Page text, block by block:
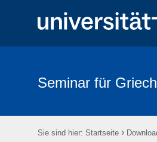
Seminar für
Sie sind hier: Startseite ›